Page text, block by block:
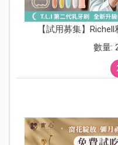
【試用募集】
數量: